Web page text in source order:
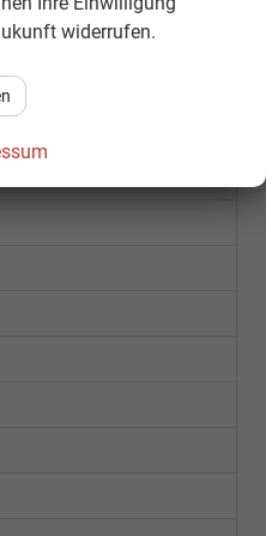
widerrufen.